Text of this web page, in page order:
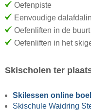
Oefenpiste
Eenvoudige
Oefenliften in de buurt
Oefenliften in het
Skischolen ter
Skilessen online
Skischule Waidring